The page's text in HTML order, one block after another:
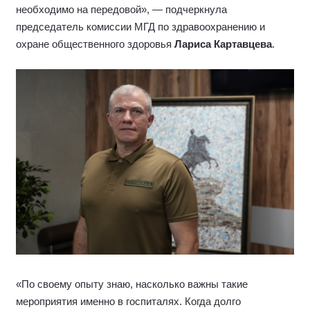
необходимо на передовой», — подчеркнула
председатель комиссии МГД по здравоохранению и
охране общественного здоровья Лариса Картавцева.
«По своему опыту знаю, насколько важны такие
мероприятия именно в госпиталях. Когда долго